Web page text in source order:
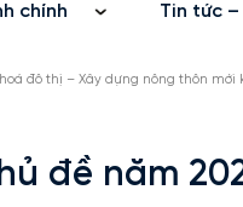
chính Tin tức –
đô thị – Xây dựng nông thôn mới
đề năm